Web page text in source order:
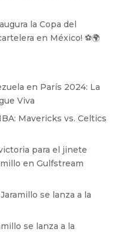
la Copa del
en México! ⚽️🌍
en París 2024: La
Viva
Mavericks vs. Celtics
para el jinete
en Gulfstream
se lanza a la
se lanza a la